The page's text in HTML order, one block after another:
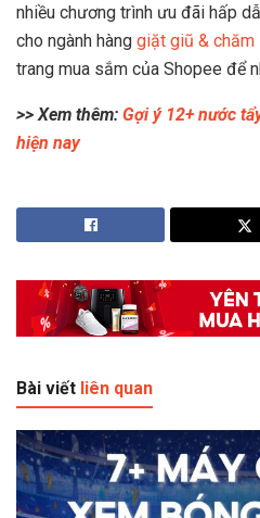
nhiều chương trình ưu đãi hấp
cho ngành hàng giặt giũ & chăm
trang mua sắm của Shopee để
>> Xem thêm: Gợi ý 12+ nước
hiện nay
Bài viết liên quan